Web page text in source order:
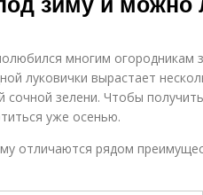
многим огородникам
луковички вырастает
зелени. Чтобы
уже осенью.
отличаются рядом